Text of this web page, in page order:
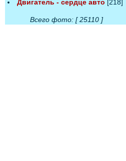
Двигатель - сердце авто [218]
Всего фото: [ 25110 ]